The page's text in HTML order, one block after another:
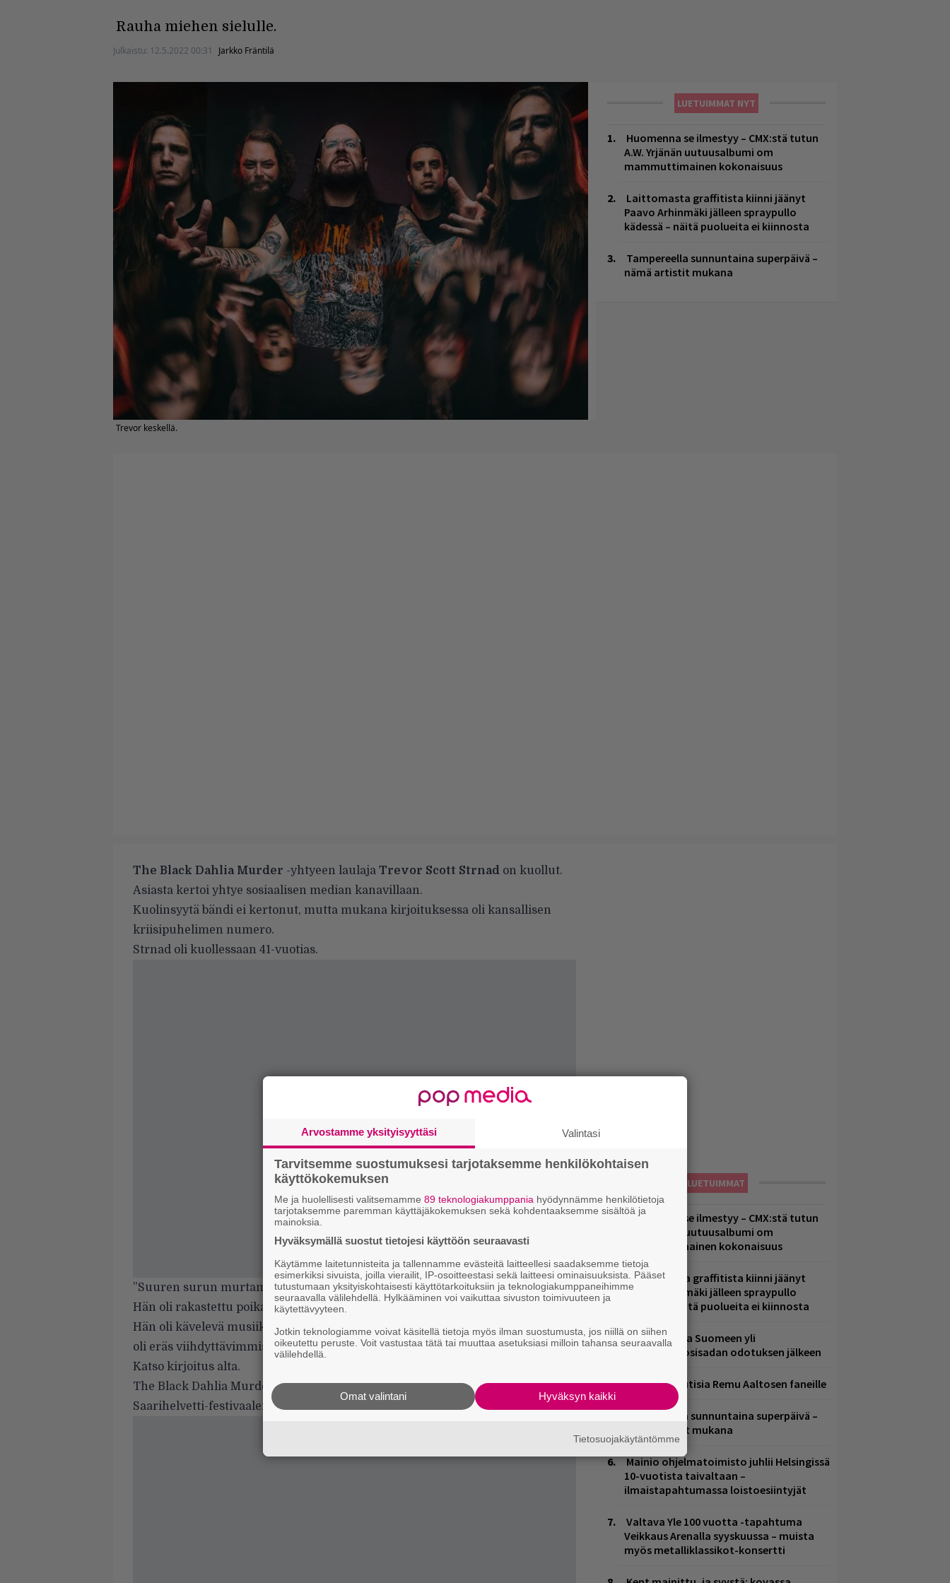
Rauha miehen sielulle.
Julkaistu: 12.5.2022 00:31 Jarkko Fräntilä
Trevor keskellä.
LUETUIMMAT NYT
Huomenna se ilmestyy – CMX:stä tutun
A.W. Yrjänän uutuusalbumi om
mammuttimainen kokonaisuus
Laittomasta graffitista kiinni jäänyt
Paavo Arhinmäki jälleen spraypullo
kädessä – näitä puolueita ei kiinnosta
Tampereella sunnuntaina superpäivä –
nämä artistit mukana
The Black Dahlia Murder -yhtyeen laulaja Trevor Scott Strnad on kuollut.
Asiasta kertoi yhtye sosiaalisen median kanavillaan.
Kuolinsyytä bändi ei kertonut, mutta mukana kirjoituksessa oli kansallisen
kriisipuhelimen numero.
Strnad oli kuollessaan 41-vuotias.
”Suuren surun murtamana kerromme, että Trevor Scott Strnad on kuollut.
Hän oli rakastettu poika, veli, hyvien aikojen paimen, jota kaikki rakastivat.
Hän oli kävelevä musiikin tietosanakirja. Hän tykkäsi halata, kirjoittaa, ja hän
oli eräs viihdyttävimmistä ihmisistä”, yhtye kertoi Facebookissa.
Katso kirjoitus alta.
The Black Dahlia Murderin oli tarkoitus esiintyä tänä kesänä Suomessa
Saarihelvetti-festivaaleilla.
LUETUIMMAT
Huomenna se ilmestyy – CMX:stä tutun
A.W. Yrjänän uutuusalbumi om
mammuttimainen kokonaisuus
Laittomasta graffitista kiinni jäänyt
Paavo Arhinmäki jälleen spraypullo
kädessä – näitä puolueita ei kiinnosta
Weezer palaa Suomeen yli
neljännesvuosisadan odotuksen jälkeen
Mainioita uutisia Remu Aaltosen faneille
Tampereella sunnuntaina superpäivä –
nämä artistit mukana
Mainio ohjelmatoimisto juhlii Helsingissä
10-vuotista taivaltaan –
ilmaistapahtumassa loistoesiintyjät
Valtava Yle 100 vuotta -tapahtuma
Veikkaus Arenalla syyskuussa – muista
myös metalliklassikot-konsertti
Arvostamme yksityisyyttäsi Valintasi
Tarvitsemme suostumuksesi tarjotaksemme henkilökohtaisen
käyttökokemuksen
Me ja huolellisesti valitsemamme 89 teknologiakumppania hyödynnämme henkilötietoja
tarjotaksemme paremman käyttäjäkokemuksen sekä kohdentaaksemme sisältöä ja
mainoksia.
Hyväksymällä suostut tietojesi käyttöön seuraavasti
Käytämme laitetunnisteita ja tallennamme evästeitä laitteellesi saadaksemme tietoja
esimerkiksi sivuista, joilla vierailit, IP-osoitteestasi sekä laitteesi ominaisuuksista. Pääset
tutustumaan yksityiskohtaisesti käyttötarkoituksiin ja teknologiakumppaneihimme
seuraavalla välilehdellä. Hylkääminen voi vaikuttaa sivuston toimivuuteen ja
käytettävyyteen.
Jotkin teknologiamme voivat käsitellä tietoja myös ilman suostumusta, jos niillä on siihen
oikeutettu peruste. Voit vastustaa tätä tai muuttaa asetuksiasi milloin tahansa seuraavalla
välilehdellä.
Hyväksyn kaikki
Omat valintani
Tietosuojakäytäntömme